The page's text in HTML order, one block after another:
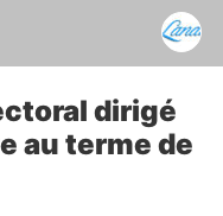
dirigé
au terme de